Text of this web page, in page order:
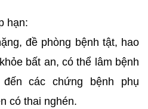
hạn:
đề phòng bệnh tật, hao
bất an, có thể lâm bệnh
các chứng bệnh phụ
có thai nghén.